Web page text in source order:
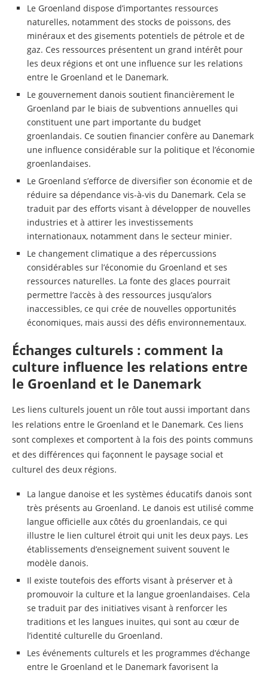
Le Groenland dispose d’importantes ressources
naturelles, notamment des stocks de poissons, des
minéraux et des gisements potentiels de pétrole et de
gaz. Ces ressources présentent un grand intérêt pour
les deux régions et ont une influence sur les relations
entre le Groenland et le Danemark.
Le gouvernement danois soutient financièrement le
Groenland par le biais de subventions annuelles qui
constituent une part importante du budget
groenlandais. Ce soutien financier confère au Danemark
une influence considérable sur la politique et l’économie
groenlandaises.
Le Groenland s’efforce de diversifier son économie et de
réduire sa dépendance vis-à-vis du Danemark. Cela se
traduit par des efforts visant à développer de nouvelles
industries et à attirer les investissements
internationaux, notamment dans le secteur minier.
Le changement climatique a des répercussions
considérables sur l’économie du Groenland et ses
ressources naturelles. La fonte des glaces pourrait
permettre l’accès à des ressources jusqu’alors
inaccessibles, ce qui crée de nouvelles opportunités
économiques, mais aussi des défis environnementaux.
Échanges culturels : comment la
culture influence les relations entre
le Groenland et le Danemark
Les liens culturels jouent un rôle tout aussi important dans
les relations entre le Groenland et le Danemark. Ces liens
sont complexes et comportent à la fois des points communs
et des différences qui façonnent le paysage social et
culturel des deux régions.
La langue danoise et les systèmes éducatifs danois sont
très présents au Groenland. Le danois est utilisé comme
langue officielle aux côtés du groenlandais, ce qui
illustre le lien culturel étroit qui unit les deux pays. Les
établissements d’enseignement suivent souvent le
modèle danois.
Il existe toutefois des efforts visant à préserver et à
promouvoir la culture et la langue groenlandaises. Cela
se traduit par des initiatives visant à renforcer les
traditions et les langues inuites, qui sont au cœur de
l’identité culturelle du Groenland.
Les événements culturels et les programmes d’échange
entre le Groenland et le Danemark favorisent la